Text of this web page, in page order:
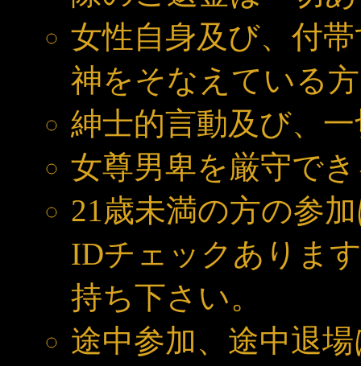
女性自身及び、付
神をそなえている
紳士的言動及び、
女尊男卑を厳守で
21歳未満の方の参
IDチェックありま
持ち下さい。
途中参加、途中退